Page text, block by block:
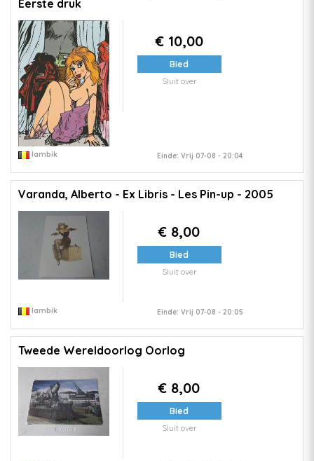
Eerste druk
€ 10,00
Bied
Sluit over
lambik Einde: Vrij 07-08 - 20:04
Varanda, Alberto - Ex Libris - Les Pin-up - 2005
€ 8,00
Bied
Sluit over
lambik Einde: Vrij 07-08 - 20:05
Tweede Wereldoorlog Oorlog
€ 8,00
Bied
Sluit over